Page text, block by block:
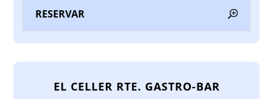
RESERVAR
EL CELLER RTE. GASTRO-BAR